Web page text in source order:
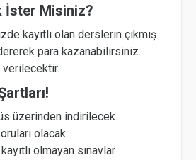
İster Misiniz?
kayıtlı olan derslerin çıkmış
para kazanabilirsiniz.
verilecektir.
üzerinden indirilecek.
olacak.
olmayan sınavlar